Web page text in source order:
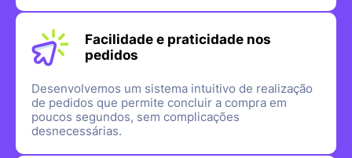
Facilidade e praticidade nos
pedidos
Desenvolvemos um sistema intuitivo de realização
de pedidos que permite concluir a compra em
poucos segundos, sem complicações
desnecessárias.